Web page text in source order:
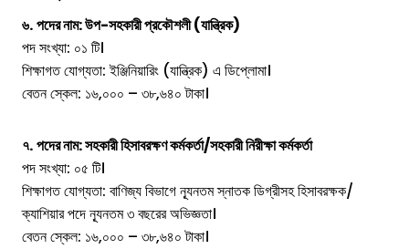
৬.পদের নাম: উপ-সহকারী প্রকৌশলী (যান্ত্রিক)
পদ সংখ্যা: ০১ টি।
শিক্ষাগত যোগ্যতা: ইঞ্জিনিয়ারিং (যান্ত্রিক) এ ডিপ্লোমা।
বেতন স্কেল: ১৬,০০০ – ৩৮,৬৪০ টাকা।
৭.পদের নাম: সহকারী হিসাবরক্ষণ কর্মকর্তা/সহকারী নিরীক্ষা কর্মকর্তা
পদ সংখ্যা: ০৫ টি।
শিক্ষাগত যোগ্যতা: বাণিজ্য বিভাগে ন্যূনতম স্নাতক ডিগ্রীসহ হিসাবরক্ষক/
ক্যাশিয়ার পদে ন্যূনতম ৩ বছরের অভিজ্ঞতা।
বেতন স্কেল: ১৬,০০০ – ৩৮,৬৪০ টাকা।